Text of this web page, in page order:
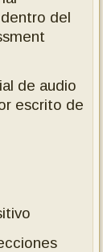
del
de audio
escrito de